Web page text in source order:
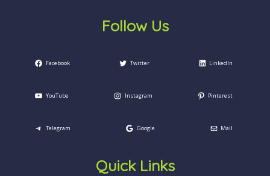
Follow Us
Facebook Twitter LinkedIn
YouTube Instagram Pinterest
Telegram Google Mail
Quick Links